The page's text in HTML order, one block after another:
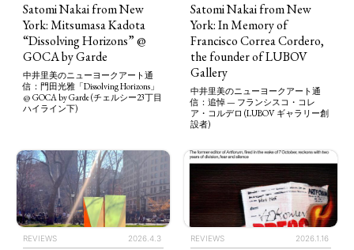
Satomi Nakai from New
York: Mitsumasa Kadota
“Dissolving Horizons” @
GOCA by Garde
中井里美のニューヨークアート通
信：門田光雅「Dissolving Horizons」
@ GOCA by Garde (チェルシー23丁目
ハイライン下)
Satomi Nakai from New
York: In Memory of
Francisco Correa Cordero,
the founder of LUBOV
Gallery
中井里美のニューヨークアート通
信：追悼 — フランシスコ・コレ
ア・コルデロ (LUBOV ギャラリー創
設者)
REVIEWS 2026.4.3 REVIEWS 2026.1.16